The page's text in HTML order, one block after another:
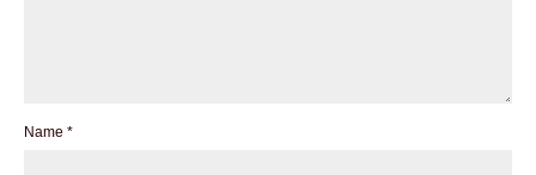
Name *